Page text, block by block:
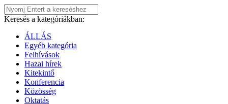
Keresés a kategóriákban:
ÁLLÁS
Egyéb kategória
Felhívások
Hazai hírek
Kitekintő
Konferencia
Közösség
Oktatás